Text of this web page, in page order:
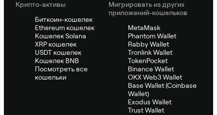
Крипто-активы
Биткоин-кошелек
Ethereum кошелек
Кошелек Solana
XRP кошелек
USDT кошелек
Кошелек BNB
Посмотреть все
кошельки
Мигрировать из других
приложений-кошельков
MetaMask
Phantom Wallet
Rabby Wallet
Tronlink Wallet
TokenPocket
Binance Wallet
OKX Web3 Wallet
Base Wallet (Coinbase
Wallet)
Exodus Wallet
Trust Wallet